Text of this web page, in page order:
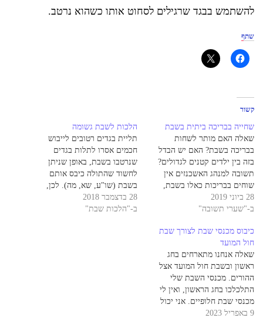
להשתמש בבגד שרגילים לסחוט אותו כשהוא נרטב.
שתף
קשור
שחייה בבריכה ביתית בשבת
שאלה האם מותר לשחות
בבריכה בשבת? האם יש הבדל
בזה בין ילדים קטנים לגדולים?
תשובה למנהג האשכנזים אין
שוחים בבריכות כאלו בשבת,
אלא אם כן מדובר בבריכות
שמיועדות לילדים קטנים, שגופו
לתוך המים. למנהג הספרדים,
מותר לשחות בבריכה בשבת, ויש
להיזהר שלא לסחוט את…
28 ביוני 2019
ב-"שערי תשובה"
הלכות לשבת גשומה
תליית בגדים רטובים לייבוש
חכמים אסרו לתלות בגדים
שנרטבו בשבת, באופן שניתן
לחשוד שהתולה כיבס אותם
בשבת (שו"ע, שא, מה). לכן,
אסור לתלות בגדים שנרטבו
במים מחמת גשם וכדומה לייבוש.
28 בדצמבר 2018
ב-"הלכות שבת"
כיבוס מכנסי שבת לצורך שבת
חול המועד
שאלה אנחנו מתארחים בחג
ראשון ובשבת חול המועד אצל
ההורים. מכנסי השבת שלי
התלכלכו בחג הראשון, ואין לי
מכנסי שבת חלופיים. אני יכול
ללבוש מכנסי יום חול בשבת,
9 באפריל 2023